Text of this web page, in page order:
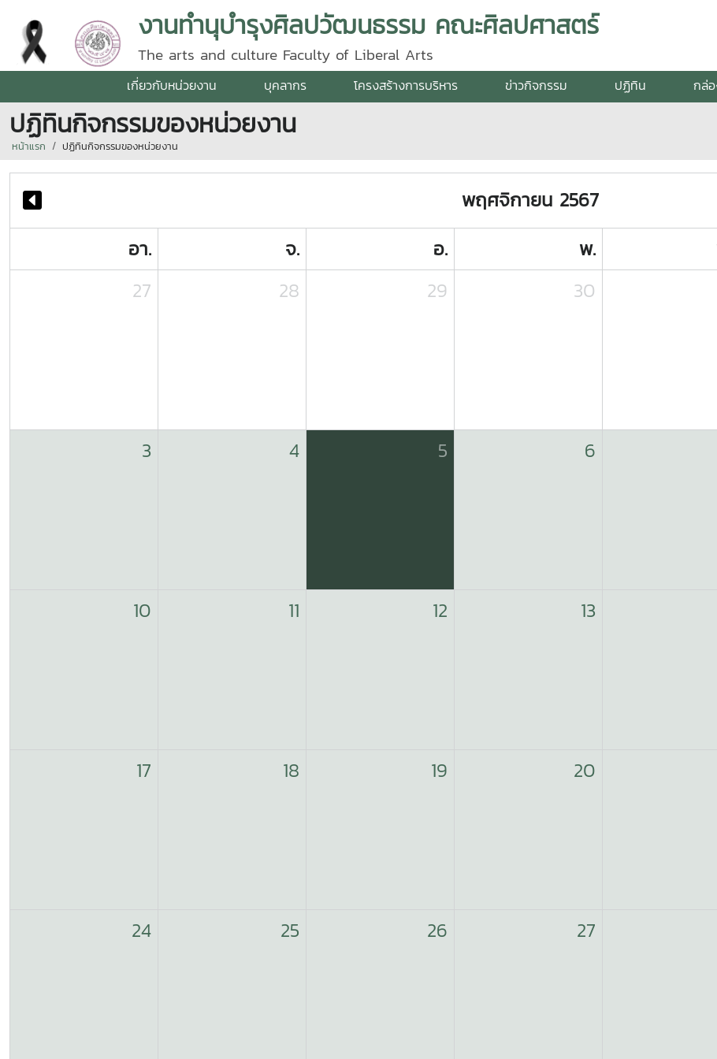
งานทำนุบำรุงศิลปวัฒนธรรม คณะศิลปศาสตร์
The arts and culture Faculty of Liberal Arts
เกี่ยวกับหน่วยงาน บุคลากร โครงสร้างการบริหาร ข่าวกิจกรรม ปฏิทิน กล่อ
ปฏิทินกิจกรรมของหน่วยงาน
หน้าแรก ปฏิทินกิจกรรมของหน่วยงาน
พฤศจิกายน 2567
อา.
จ. อ. พ.
27
28 29 30
3 4 5 6
10 11 12 13
17 18 19 20
24 25 26 27